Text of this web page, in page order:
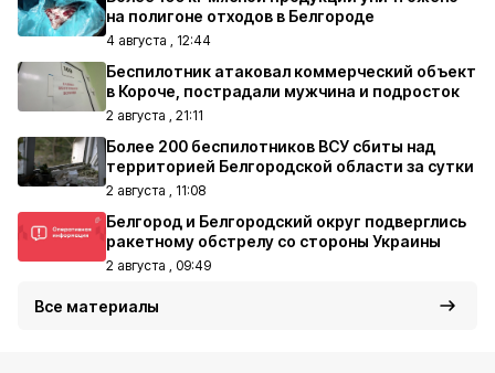
на полигоне отходов в Белгороде
4 августа , 12:44
Беспилотник атаковал коммерческий объект
в Короче, пострадали мужчина и подросток
2 августа , 21:11
Более 200 беспилотников ВСУ сбиты над
территорией Белгородской области за сутки
2 августа , 11:08
Белгород и Белгородский округ подверглись
ракетному обстрелу со стороны Украины
2 августа , 09:49
Все материалы